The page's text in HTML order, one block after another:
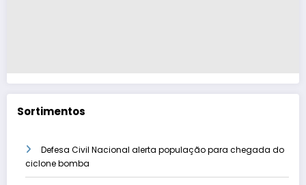
Sortimentos
Defesa Civil Nacional alerta população para chegada do
ciclone bomba